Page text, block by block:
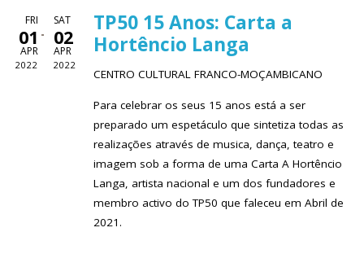
FRI
01
APR
2022
SAT
02
APR
2022
TP50 15 Anos: Carta a
Hortêncio Langa
CENTRO CULTURAL FRANCO-MOÇAMBICANO
Para celebrar os seus 15 anos está a ser
preparado um espetáculo que sintetiza todas as
realizações através de musica, dança, teatro e
imagem sob a forma de uma Carta A Hortêncio
Langa, artista nacional e um dos fundadores e
membro activo do TP50 que faleceu em Abril de
2021.